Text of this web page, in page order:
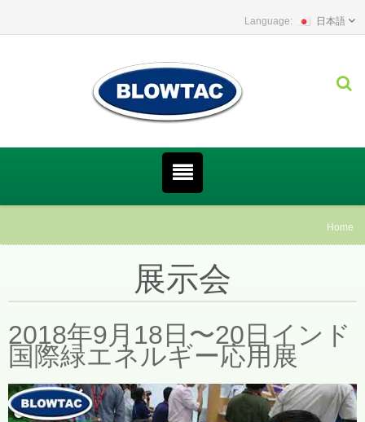
日本語
Home
展示会
2018年9月18日〜20日インド
国際緑エネルギー応用展